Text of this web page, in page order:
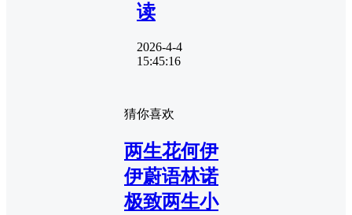
读
2026-4-4
15:45:16
猜你喜欢
两生花何伊
伊蔚语林诺
极致两生小